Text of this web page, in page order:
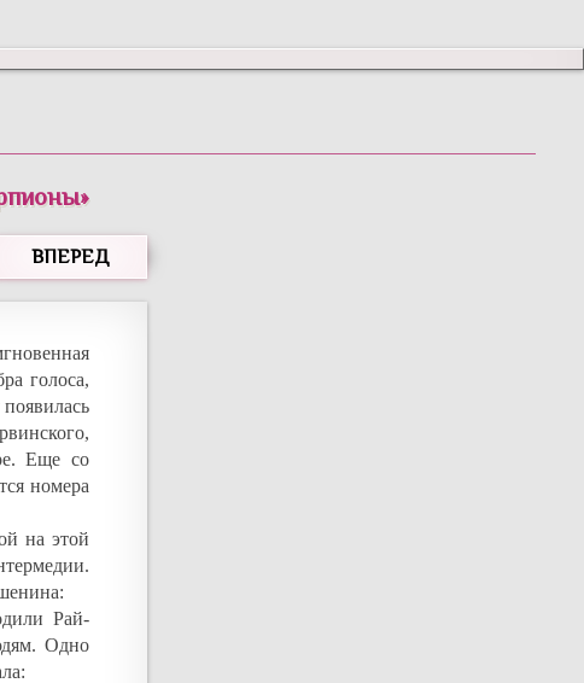
»
ВПЕРЕД
голоса,
Еще со
номера
на этой
Рай-
Одно